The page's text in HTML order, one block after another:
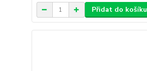
Přidat do košíku